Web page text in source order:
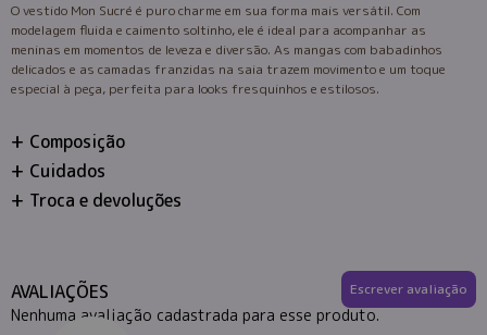
O vestido Mon Sucré é puro charme em sua forma mais versátil. Com
modelagem fluida e caimento soltinho, ele é ideal para acompanhar as
meninas em momentos de leveza e diversão. As mangas com babadinhos
delicados e as camadas franzidas na saia trazem movimento e um toque
especial à peça, perfeita para looks fresquinhos e estilosos.
Composição
Cuidados
Troca e devoluções
AVALIAÇÕES Escrever avaliação
Nenhuma avaliação cadastrada para esse produto.